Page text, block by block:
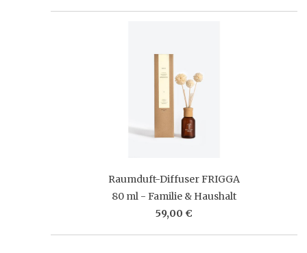
Raumduft-Diffuser FRIGGA
80 ml - Familie & Haushalt
59,00 €